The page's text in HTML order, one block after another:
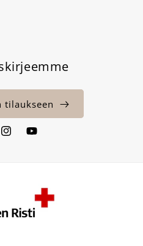
tilaukseen
InstagramYouTube